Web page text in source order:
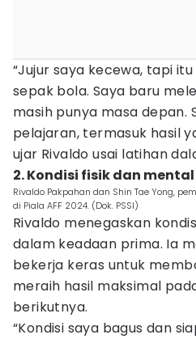
“Jujur saya kecewa, tapi
sepak bola. Saya baru
masih punya masa depan.
pelajaran, termasuk hasil
ujar Rivaldo usai latihan
2. Kondisi fisik dan
Rivaldo Pakpahan dan Shin Tae Yong,
di Piala AFF 2024. (Dok. PSSI)
Rivaldo menegaskan
dalam keadaan prima. Ia
bekerja keras untuk
meraih hasil maksimal
berikutnya.
“Kondisi saya bagus dan